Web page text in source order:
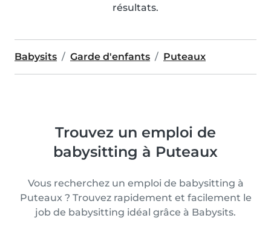
résultats.
Babysits Garde d'enfants Puteaux
Trouvez un emploi de
babysitting à Puteaux
Vous recherchez un emploi de babysitting à
Puteaux ? Trouvez rapidement et facilement le
job de babysitting idéal grâce à Babysits.